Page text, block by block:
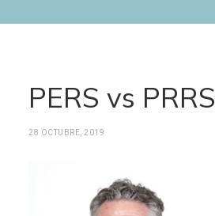
PERS vs PRRS
28 OCTUBRE, 2019